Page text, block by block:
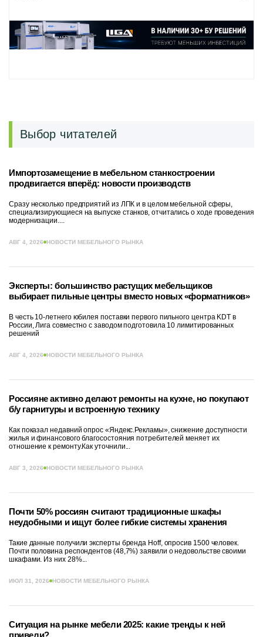
Выбор читателей
Импортозамещение в мебельном станкостроении
продвигается вперёд: новости производств
Сразу несколько предприятий из ЛПК и в целом мебельной сферы,
специализирующиеся на выпуске станков, отчитались о ходе проведения
модернизации....
АВГ 4, 2026 НОВОСТИ МЕБЕЛЬНОГО РЫНКА
Эксперты: большинство растущих мебельщиков
выбирает пильные центры вместо новых «форматников»
В честь 10-летнего юбилея поставки первого пильного центра KDT в
России, Лига совместно с заводом подготовила 10 лимитированных
решений
АВГ 4, 2026 НОВОСТИ МЕБЕЛЬНОГО РЫНКА
Россияне активно делают ремонты на кухне, но покупают
б/у гарнитуры и встроенную технику
Как показал недавний опрос «Яндекс.Рекламы», снижение доступности
жилья и финансового благосостояния потребителей меняет их
отношение к ремонту.Как уточнили...
АВГ 3, 2026 НОВОСТИ МЕБЕЛЬНОГО РЫНКА
Почти 50% россиян считают традиционные шкафы
неудобными и ищут более гибкие системы хранения
Такие данные получили эксперты бренда Hoff, опросив 1500 человек.
Почти половина респондентов (48,7%) заявили о недовольстве своими
шкафами. Из них 28%...
ИЮЛ 31, 2026 НОВОСТИ МЕБЕЛЬНОГО РЫНКА
Ситуация на рынке мебели 2025: какие тренды к ней
привели?